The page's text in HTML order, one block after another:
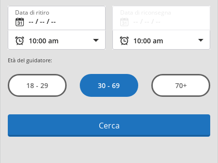
Data di ritiro
Età del guidatore:
18 - 29 30 - 69 70+
Cerca